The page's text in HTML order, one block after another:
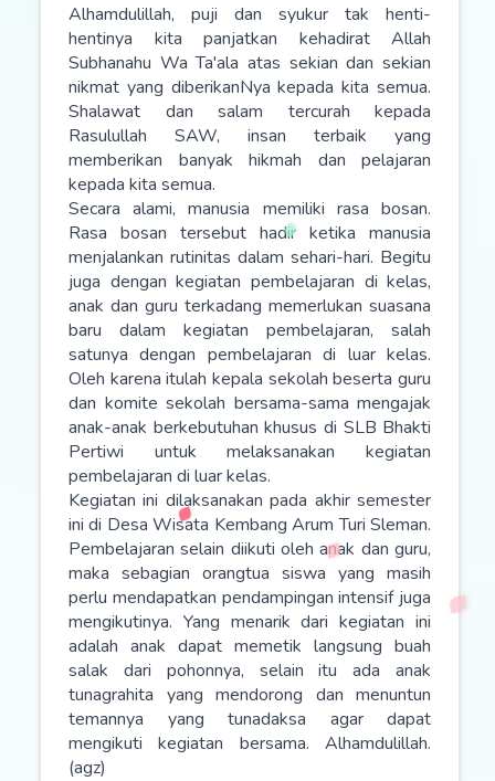
Alhamdulillah, puji dan syukur tak henti-
hentinya kita panjatkan kehadirat Allah
Subhanahu Wa Ta'ala atas sekian dan sekian
nikmat yang diberikanNya kepada kita semua.
Shalawat dan salam tercurah kepada
Rasulullah SAW, insan terbaik yang
memberikan banyak hikmah dan pelajaran
kepada kita semua.
Secara alami, manusia memiliki rasa bosan.
Rasa bosan tersebut hadir ketika manusia
menjalankan rutinitas dalam sehari-hari. Begitu
juga dengan kegiatan pembelajaran di kelas,
anak dan guru terkadang memerlukan suasana
baru dalam kegiatan pembelajaran, salah
satunya dengan pembelajaran di luar kelas.
Oleh karena itulah kepala sekolah beserta guru
dan komite sekolah bersama-sama mengajak
anak-anak berkebutuhan khusus di SLB Bhakti
Pertiwi untuk melaksanakan kegiatan
pembelajaran di luar kelas.
Kegiatan ini dilaksanakan pada akhir semester
ini di Desa Wisata Kembang Arum Turi Sleman.
Pembelajaran selain diikuti oleh anak dan guru,
maka sebagian orangtua siswa yang masih
perlu mendapatkan pendampingan intensif juga
mengikutinya. Yang menarik dari kegiatan ini
adalah anak dapat memetik langsung buah
salak dari pohonnya, selain itu ada anak
tunagrahita yang mendorong dan menuntun
temannya yang tunadaksa agar dapat
mengikuti kegiatan bersama. Alhamdulillah.
(agz)